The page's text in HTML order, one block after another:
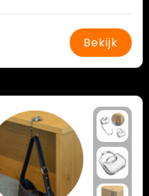
Bekijk